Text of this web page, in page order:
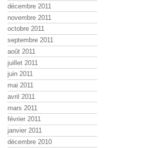
décembre 2011
novembre 2011
octobre 2011
septembre 2011
août 2011
juillet 2011
juin 2011
mai 2011
avril 2011
mars 2011
février 2011
janvier 2011
décembre 2010